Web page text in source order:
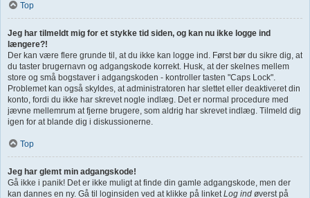
Top
Jeg har tilmeldt mig for et stykke tid siden, og kan nu ikke logge ind
længere?!
Der kan være flere grunde til, at du ikke kan logge ind. Først bør du sikre dig, at
du taster brugernavn og adgangskode korrekt. Husk, at der skelnes mellem
store og små bogstaver i adgangskoden - kontroller tasten "Caps Lock".
Problemet kan også skyldes, at administratoren har slettet eller deaktiveret din
konto, fordi du ikke har skrevet nogle indlæg. Det er normal procedure med
jævne mellemrum at fjerne brugere, som aldrig har skrevet indlæg. Tilmeld dig
igen for at blande dig i diskussionerne.
Top
Jeg har glemt min adgangskode!
Gå ikke i panik! Det er ikke muligt at finde din gamle adgangskode, men der
kan dannes en ny. Gå til loginsiden ved at klikke på linketLog ind øverst på